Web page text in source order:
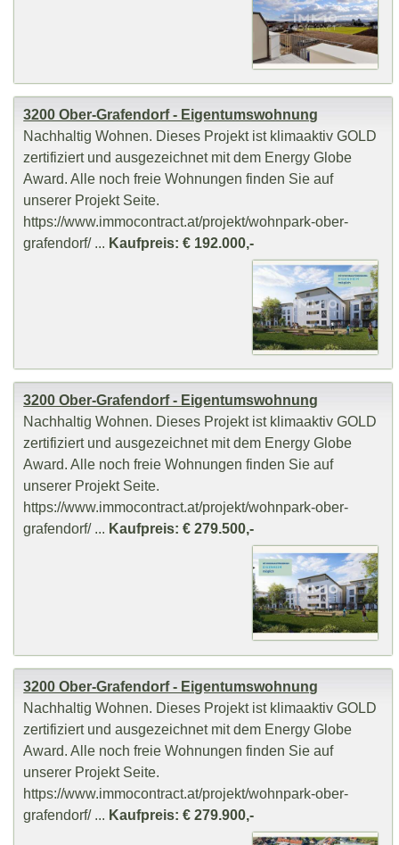
3200 Ober-Grafendorf - Eigentumswohnung
Nachhaltig Wohnen. Dieses Projekt ist klimaaktiv GOLD
zertifiziert und ausgezeichnet mit dem Energy Globe
Award. Alle noch freie Wohnungen finden Sie auf
unserer Projekt Seite.
https://www.immocontract.at/projekt/wohnpark-ober-
grafendorf/ ... Kaufpreis: € 192.000,-
3200 Ober-Grafendorf - Eigentumswohnung
Nachhaltig Wohnen. Dieses Projekt ist klimaaktiv GOLD
zertifiziert und ausgezeichnet mit dem Energy Globe
Award. Alle noch freie Wohnungen finden Sie auf
unserer Projekt Seite.
https://www.immocontract.at/projekt/wohnpark-ober-
grafendorf/ ... Kaufpreis: € 279.500,-
3200 Ober-Grafendorf - Eigentumswohnung
Nachhaltig Wohnen. Dieses Projekt ist klimaaktiv GOLD
zertifiziert und ausgezeichnet mit dem Energy Globe
Award. Alle noch freie Wohnungen finden Sie auf
unserer Projekt Seite.
https://www.immocontract.at/projekt/wohnpark-ober-
grafendorf/ ... Kaufpreis: € 279.900,-